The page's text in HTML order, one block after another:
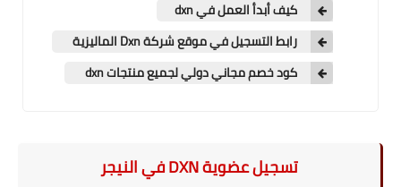
كيف أبدأ العمل في dxn
رابط التسجيل في موقع شركة Dxn الماليزية
كود خصم مجاني دولي لجميع منتجات dxn
تسجيل عضوية DXN في النيجر